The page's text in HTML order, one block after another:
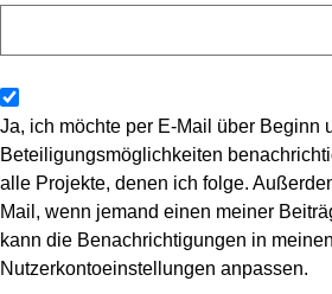
Ja, ich möchte per E-Mail über Beginn
Beteiligungsmöglichkeiten
alle Projekte, denen ich folge.
Mail, wenn jemand einen meiner
kann die Benachrichtigungen in meinen
Nutzerkontoeinstellungen anpassen.